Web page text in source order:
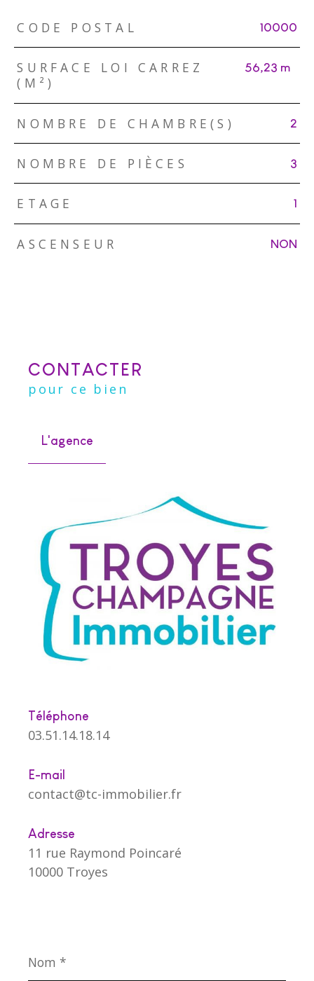
TRAD_ZEPHYR_Caracteristique TRAD_ZEPHYR_Valeurs
CODE POSTAL 10000
SURFACE LOI CARREZ
(M²)
56,23 m²
NOMBRE DE CHAMBRE(S) 2
NOMBRE DE PIÈCES 3
ETAGE 1
ASCENSEUR NON
CONTACTER
pour ce bien
L'agence
Téléphone
03.51.14.18.14
E-mail
contact@tc-immobilier.fr
Adresse
11 rue Raymond Poincaré
10000 Troyes
*